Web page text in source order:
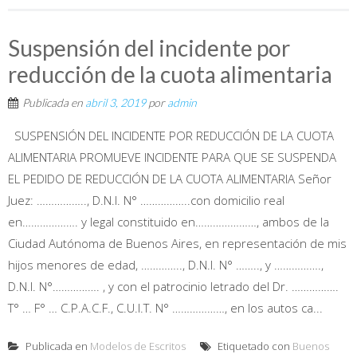
Suspensión del incidente por
reducción de la cuota alimentaria
Publicada en abril 3, 2019poradmin
SUSPENSIÓN DEL INCIDENTE POR REDUCCIÓN DE LA CUOTA
ALIMENTARIA PROMUEVE INCIDENTE PARA QUE SE SUSPENDA
EL PEDIDO DE REDUCCIÓN DE LA CUOTA ALIMENTARIA Señor
Juez: …………….., D.N.I. N° ……………..con domicilio real
en………………. y legal constituido en…………………, ambos de la
Ciudad Autónoma de Buenos Aires, en representación de mis
hijos menores de edad, ………….., D.N.I. N° …….., y …………….,
D.N.I. N°……………. , y con el patrocinio letrado del Dr. …………….
T° … F° … C.P.A.C.F., C.U.I.T. N° ………………, en los autos ca...
Publicada en Modelos de Escritos Etiquetado con Buenos